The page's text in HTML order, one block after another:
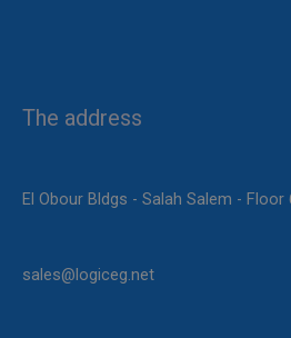
The address
sales@logiceg.net